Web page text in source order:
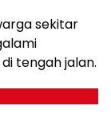
sekitar
tengah jalan.